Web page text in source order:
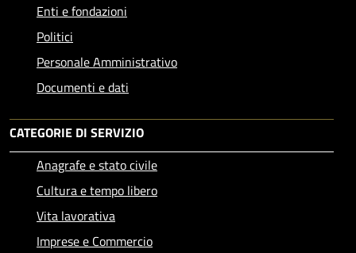
Enti e fondazioni
Politici
Personale Amministrativo
Documenti e dati
CATEGORIE DI SERVIZIO
Anagrafe e stato civile
Cultura e tempo libero
Vita lavorativa
Imprese e Commercio